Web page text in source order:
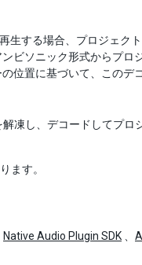
生する場合、プロジェク
ビソニック形式からプロ
位置に基づいて、このデ
凍し、デコードしてプロ
ます。
Native Audio Plugin SDK